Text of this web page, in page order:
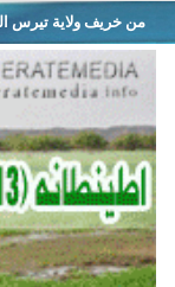
من خريف ولاية تيرس